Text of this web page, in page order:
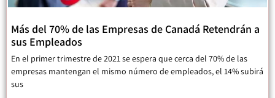
Más del 70% de las Empresas de Canadá Retendrán a
sus Empleados
En el primer trimestre de 2021 se espera que cerca del 70% de las
empresas mantengan el mismo número de empleados, el 14% subirá
sus